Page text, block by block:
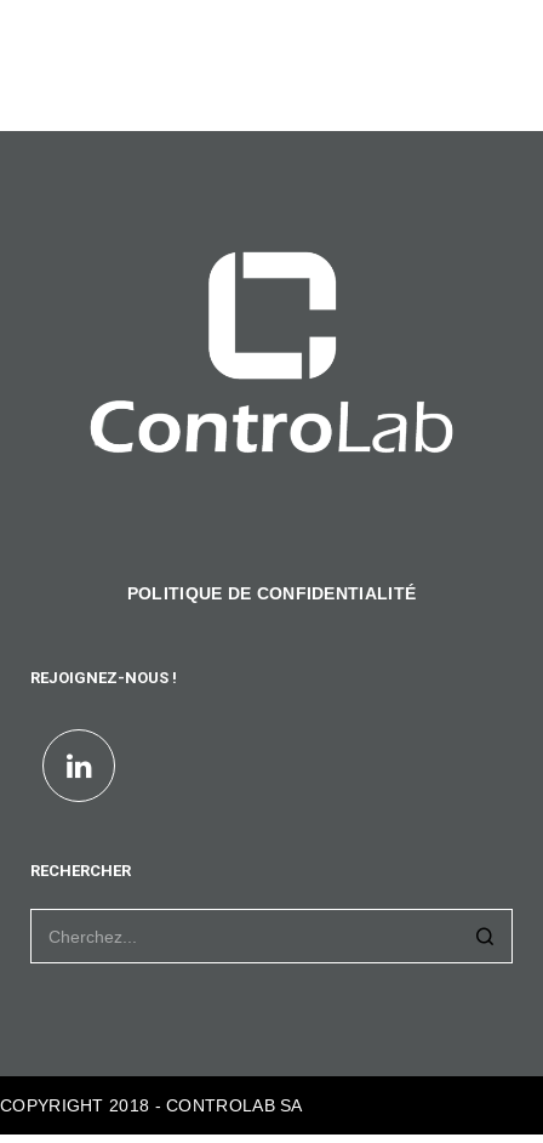
POLITIQUE DE CONFIDENTIALITÉ
REJOIGNEZ-NOUS !
RECHERCHER
COPYRIGHT 2018 - CONTROLAB SA